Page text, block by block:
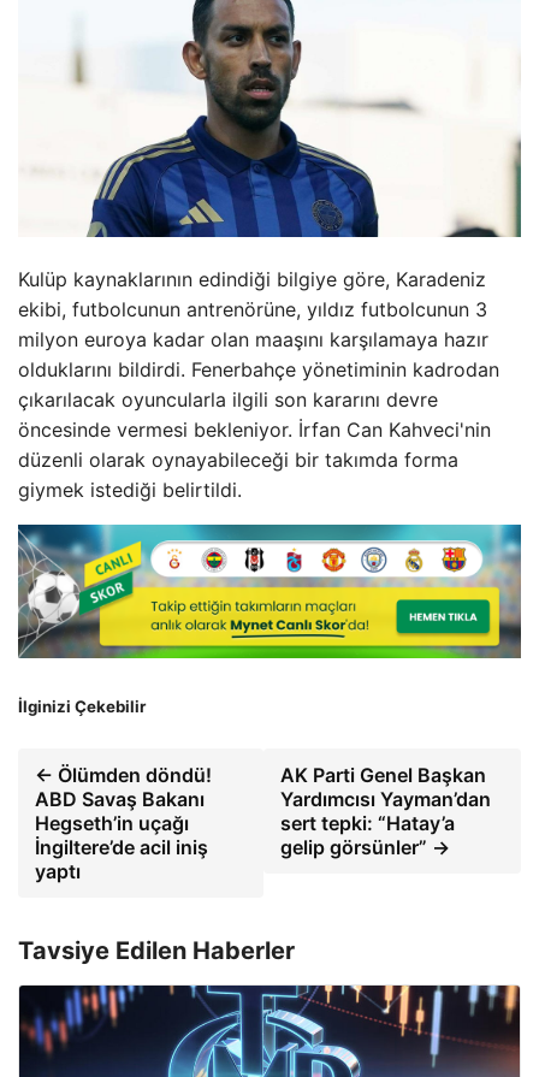
Kulüp kaynaklarının edindiği bilgiye göre, Karadeniz
ekibi, futbolcunun antrenörüne, yıldız futbolcunun 3
milyon euroya kadar olan maaşını karşılamaya hazır
olduklarını bildirdi. Fenerbahçe yönetiminin kadrodan
çıkarılacak oyuncularla ilgili son kararını devre
öncesinde vermesi bekleniyor. İrfan Can Kahveci'nin
düzenli olarak oynayabileceği bir takımda forma
giymek istediği belirtildi.
İlginizi Çekebilir
← Ölümden döndü!
ABD Savaş Bakanı
Hegseth’in uçağı
İngiltere’de acil iniş
yaptı
AK Parti Genel Başkan
Yardımcısı Yayman’dan
sert tepki: “Hatay’a
gelip görsünler” →
Tavsiye Edilen Haberler